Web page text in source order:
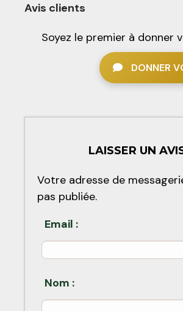
Avis clients
Soyez le premier à donner
DONNER
LAISSER UN
Votre adresse de
pas publiée.
Email :
Nom :